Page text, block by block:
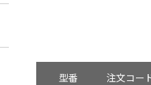
型番 注文コー